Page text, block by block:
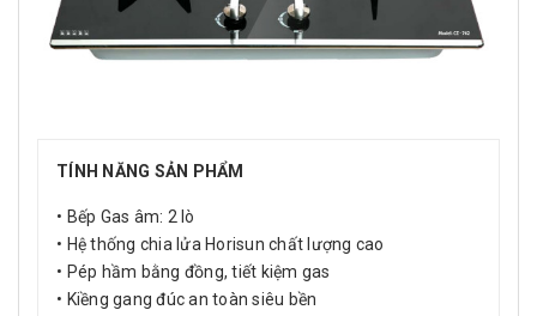
TÍNH NĂNG SẢN PHẨM
• Bếp Gas âm: 2 lò
• Hệ thống chia lửa Horisun chất lượng cao
• Pép hầm bằng đồng, tiết kiệm gas
• Kiềng gang đúc an toàn siêu bền